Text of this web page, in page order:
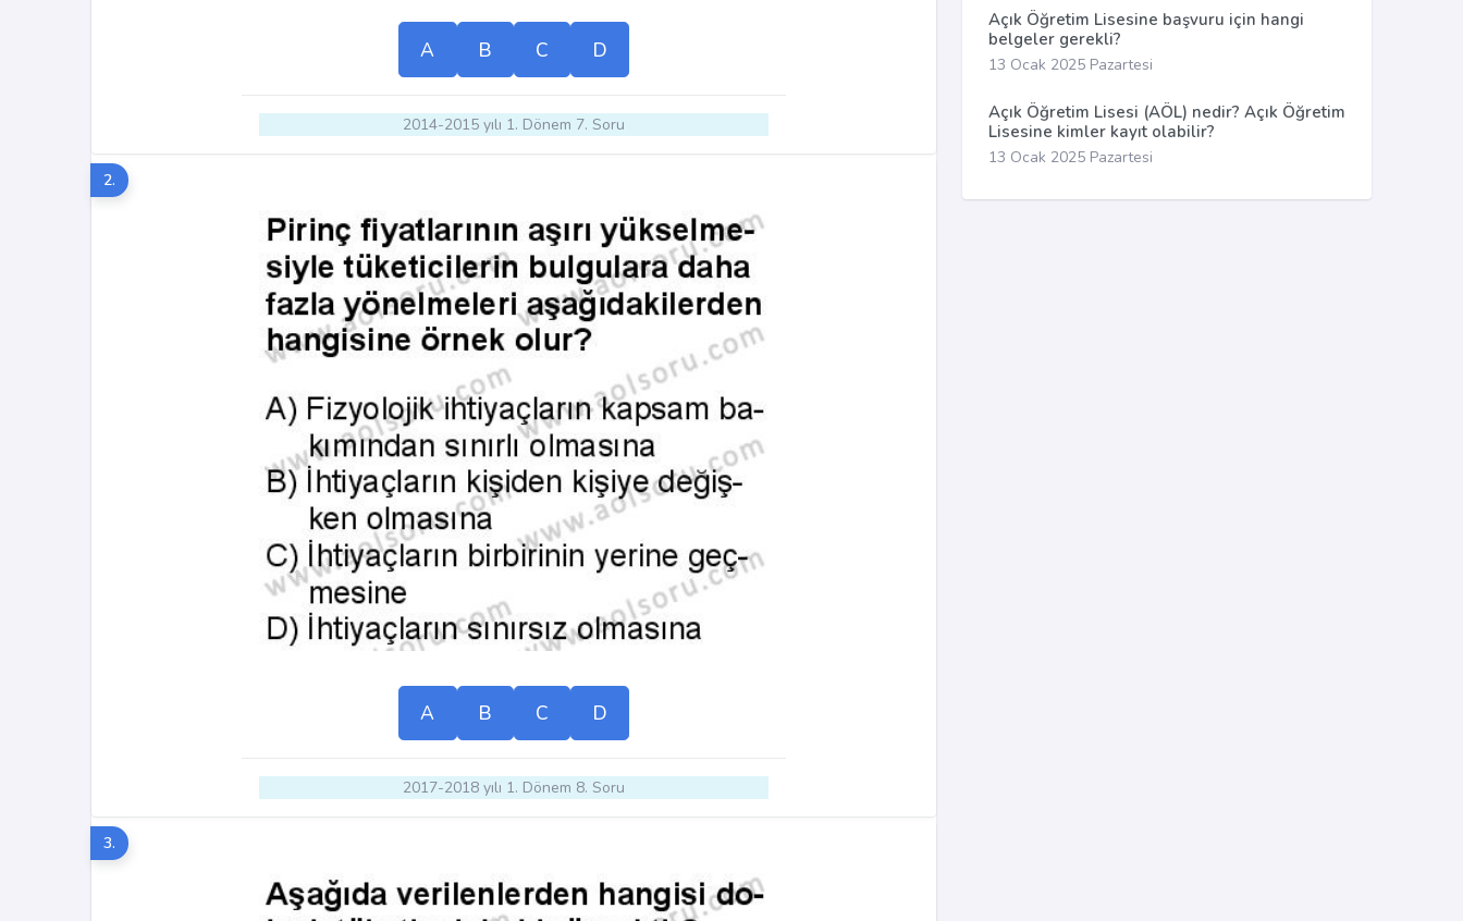
A B C D
2014-2015 yılı 1. Dönem 7. Soru
2.
A B C D
2017-2018 yılı 1. Dönem 8. Soru
3.
Açık Öğretim Lisesine başvuru için hangi
belgeler gerekli?
13 Ocak 2025 Pazartesi
Açık Öğretim Lisesi (AÖL) nedir? Açık Öğretim
Lisesine kimler kayıt olabilir?
13 Ocak 2025 Pazartesi